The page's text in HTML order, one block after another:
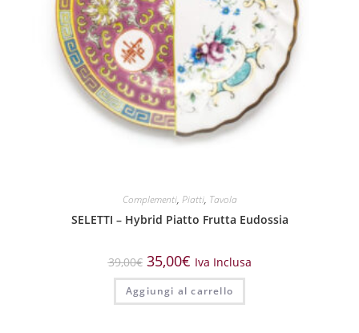
Complementi, Piatti, Tavola
SELETTI – Hybrid Piatto Frutta Eudossia
39,00€ 35,00€ Iva Inclusa
Aggiungi al carrello